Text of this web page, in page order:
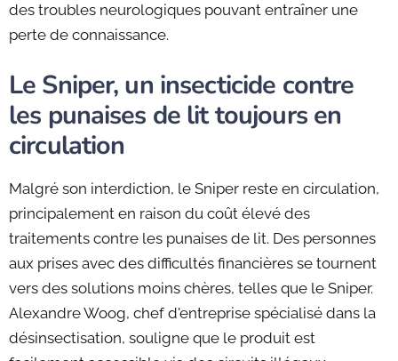
des troubles neurologiques pouvant entraîner une
perte de connaissance.
Le Sniper, un insecticide contre
les punaises de lit toujours en
circulation
Malgré son interdiction, le Sniper reste en circulation,
principalement en raison du coût élevé des
traitements contre les punaises de lit. Des personnes
aux prises avec des difficultés financières se tournent
vers des solutions moins chères, telles que le Sniper.
Alexandre Woog, chef d'entreprise spécialisé dans la
désinsectisation, souligne que le produit est